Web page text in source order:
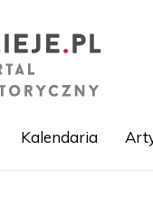
Kalendaria